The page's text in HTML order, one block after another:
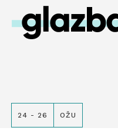
24 - 26 OŽU